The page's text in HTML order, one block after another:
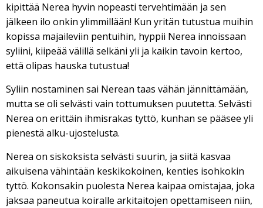
kipittää Nerea hyvin nopeasti tervehtimään ja sen
jälkeen ilo onkin ylimmillään! Kun yritän tutustua muihin
kopissa majaileviin pentuihin, hyppii Nerea innoissaan
syliini, kiipeää välillä selkäni yli ja kaikin tavoin kertoo,
että olipas hauska tutustua!
Syliin nostaminen sai Nerean taas vähän jännittämään,
mutta se oli selvästi vain tottumuksen puutetta. Selvästi
Nerea on erittäin ihmisrakas tyttö, kunhan se pääsee yli
pienestä alku-ujostelusta.
Nerea on siskoksista selvästi suurin, ja siitä kasvaa
aikuisena vähintään keskikokoinen, kenties isohkokin
tyttö. Kokonsakin puolesta Nerea kaipaa omistajaa, joka
jaksaa paneutua koiralle arkitaitojen opettamiseen niin,